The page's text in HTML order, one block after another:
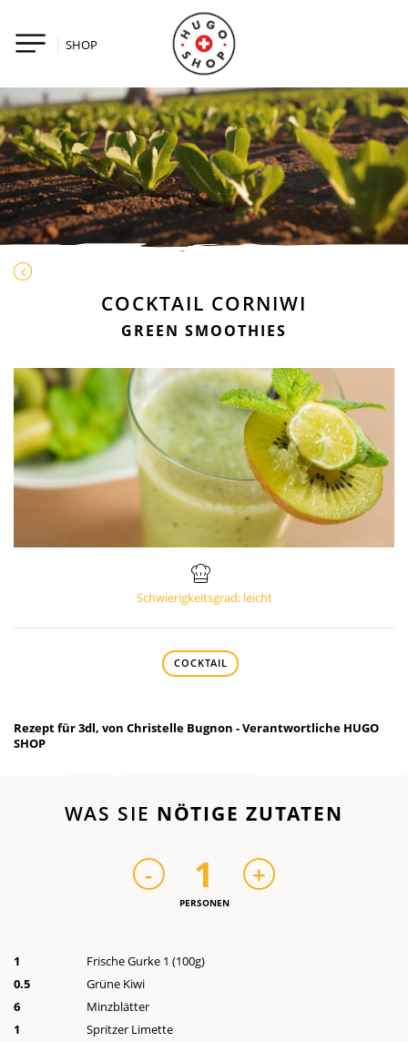
SHOP
COCKTAIL CORNIWI
GREEN SMOOTHIES
Schwierigkeitsgrad: leicht
COCKTAIL
Rezept für 3dl, von Christelle Bugnon - Verantwortliche HUGO
SHOP
WAS SIE NÖTIGE ZUTATEN
- 1 +
PERSONEN
1
Frische Gurke 1 (100g)
0.5
Grüne Kiwi
6
Minzblätter
1
Spritzer Limette